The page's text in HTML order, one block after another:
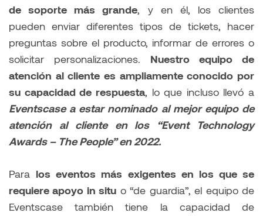
de soporte más grande, y en él, los clientes
pueden enviar diferentes tipos de tickets, hacer
preguntas sobre el producto, informar de errores o
solicitar personalizaciones. Nuestro equipo de
atención al cliente es ampliamente conocido por
su capacidad de respuesta, lo que incluso llevó a
Eventscase a estar nominado al mejor equipo de
atención al cliente en los “Event Technology
Awards – The People” en 2022.
Para los eventos más exigentes en los que se
requiere apoyo in situ o “de guardia”, el equipo de
Eventscase también tiene la capacidad de